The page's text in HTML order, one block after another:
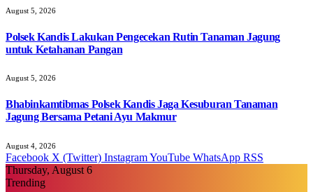
August 5, 2026
Polsek Kandis Lakukan Pengecekan Rutin Tanaman Jagung
untuk Ketahanan Pangan
August 5, 2026
Bhabinkamtibmas Polsek Kandis Jaga Kesuburan Tanaman
Jagung Bersama Petani Ayu Makmur
August 4, 2026
Facebook X (Twitter) InstagramYouTube WhatsApp RSS
Thursday, August 6
Trending